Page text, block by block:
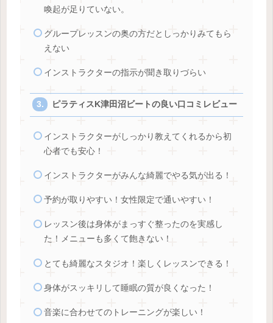
喚起が足りていない。
グループレッスンの奥の方だとしっかりみてもら
えない
インストラクターの指示が聞き取りづらい
ピラティスK津田沼ビートの良い口コミレビュー
インストラクターがしっかり教えてくれるから初
心者でも安心！
インストラクターがみんな綺麗でやる気が出る！
予約が取りやすい！女性限定で通いやすい！
レッスン後は身体がまっすぐ整ったのを実感し
た！メニューも多くて飽きない！
とても綺麗なスタジオ！楽しくレッスンできる！
身体がスッキリして睡眠の質が良くなった！
音楽に合わせてのトレーニングが楽しい！